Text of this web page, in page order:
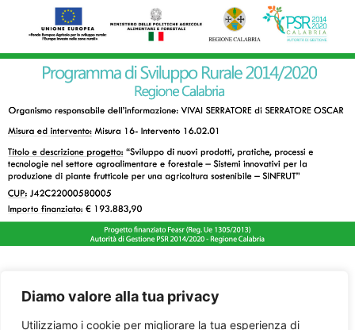
Diamo valore alla tua privacy
Utilizziamo i cookie per migliorare la tua esperienza di